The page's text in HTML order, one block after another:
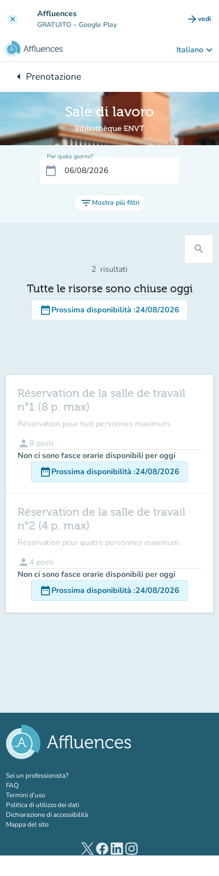
clear Affluences
GRATUITO – Google Play arrow_forward vedi
Italiano keyboard_arrow_down
arrow_leftTorna a:
Prenotazione
Sale di lavoro
Bibliothèque ENVT
Per quale giorno?
calendar_today
filter_list Mostra più filtri
search
2 risultati
Tutte le risorse sono chiuse oggi
date_rangeProssima disponibilità :24/08/2026
Réservation de la salle de travail
n°1 (8 p. max)
Réservation pour huit personnes maximum.
person 8 posti
Non ci sono fasce orarie disponibili per oggi
date_rangeProssima disponibilità :24/08/2026
Réservation de la salle de travail
n°2 (4 p. max)
Réservation pour quatre personnes maximum.
person 4 posti
Non ci sono fasce orarie disponibili per oggi
date_rangeProssima disponibilità :24/08/2026
Sei un professionista?(nuova scheda)
FAQ
Termini d'uso
Politica di utilizzo dei dati
Dichiarazione di accessibilità
Mappa del sito
(nuova scheda)
(nuova scheda)
(nuova scheda)